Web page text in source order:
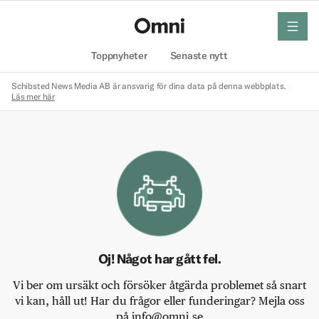
Toppnyheter Senaste nytt
meny
Schibsted News Media AB är ansvarig för dina data på denna webbplats.
Läs mer här
Oj! Något har gått fel.
Vi ber om ursäkt och försöker åtgärda problemet så snart
vi kan, håll ut! Har du frågor eller funderingar? Mejla oss